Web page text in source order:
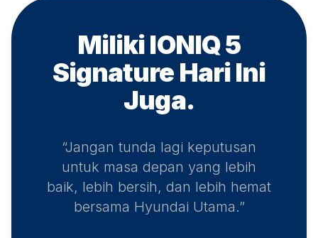
Miliki IONIQ 5
Signature Hari Ini
Juga.
“Jangan tunda lagi keputusan
untuk masa depan yang lebih
baik, lebih bersih, dan lebih hemat
bersama Hyundai Utama.”